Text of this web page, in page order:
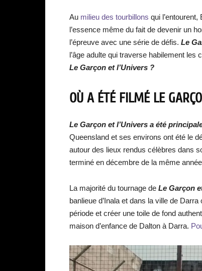
Au milieu des tourbillons qui
l’essence même du fait de devenir un
l’épreuve avec une série de défis. Le
l’âge adulte qui traverse habilement
Le Garçon et l’Univers ?
OÙ A ÉTÉ FILMÉ LE
Le Garçon et l’Univers a été
Queensland et ses environs ont été le
autour des lieux rendus célèbres dans
terminé en décembre de la même
La majorité du tournage de Le Garçon
banlieue d’Inala et dans la ville de
période et créer une toile de fond
maison d’enfance de Dalton à Darra.